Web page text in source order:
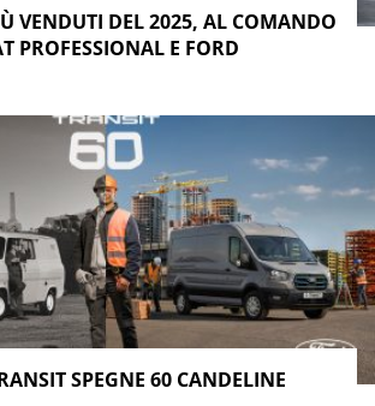
VENDUTI DEL 2025, AL COMANDO
PROFESSIONAL E FORD
SPEGNE 60 CANDELINE